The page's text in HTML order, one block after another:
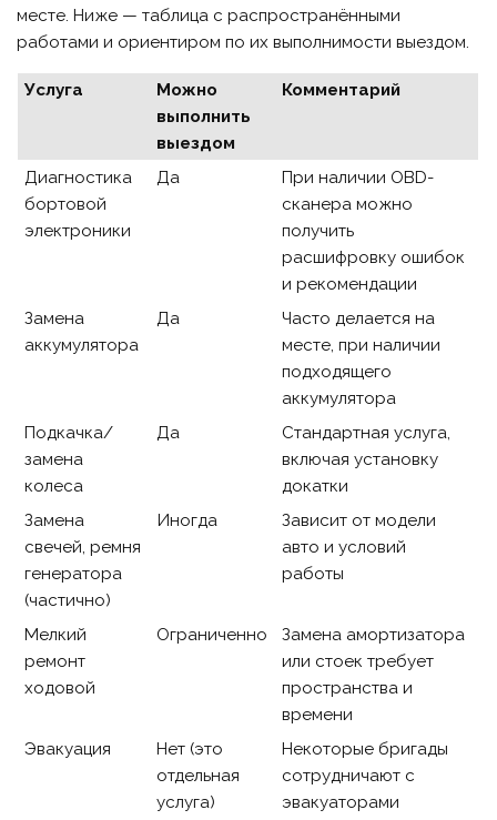
месте. Ниже — таблица с распространёнными
работами и ориентиром по их выполнимости выездом.
Услуга
Можно
выполнить
выездом
Комментарий
Диагностика
бортовой
электроники
Да
При наличии OBD-
сканера можно
получить
расшифровку ошибок
и рекомендации
Замена
аккумулятора
Да
Часто делается на
месте, при наличии
подходящего
аккумулятора
Подкачка/
замена
колеса
Да
Стандартная услуга,
включая установку
докатки
Замена
свечей, ремня
генератора
(частично)
Иногда
Зависит от модели
авто и условий
работы
Мелкий
ремонт
ходовой
Ограниченно
Замена амортизатора
или стоек требует
пространства и
времени
Эвакуация
Нет (это
отдельная
услуга)
Некоторые бригады
сотрудничают с
эвакуаторами